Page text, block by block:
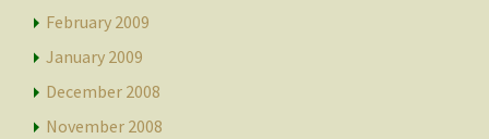
February 2009
January 2009
December 2008
November 2008